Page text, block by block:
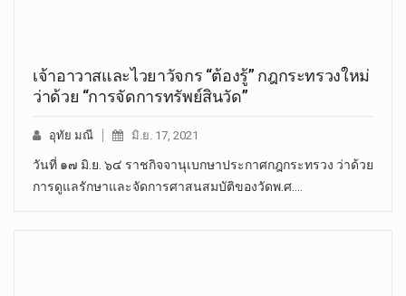
เจ้าอาวาสและไวยาวัจกร “ต้องรู้” กฎกระทรวงใหม่
ว่าด้วย “การจัดการทรัพย์สินวัด”
อุทัย มณี มิ.ย. 17, 2021
วันที่ ๑๗ มิ.ย. ๖๔ ราชกิจจานุเบกษาประกาศกฎกระทรวง ว่าด้วย
การดูแลรักษาและจัดการศาสนสมบัติของวัดพ.ศ.…